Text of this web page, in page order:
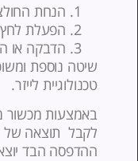
הנחת החולצה
הפעלת לחץ וחום
הדבקה או
שיטה נוספת ומשוכללת
טכנולוגיית לייזר.
באמצעות מכשור מתקדם
לקבל תוצאה של הדפסה
ההדפסה הבד יוצא עם